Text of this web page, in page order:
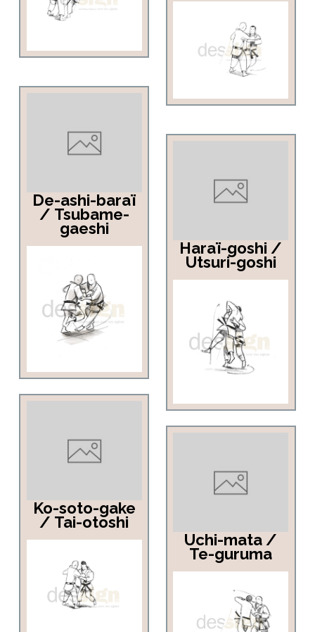
De-ashi-baraï
/ Tsubame-
gaeshi
Ko-soto-gake
/ Tai-otoshi
Haraï-goshi /
Utsuri-goshi
Uchi-mata /
Te-guruma